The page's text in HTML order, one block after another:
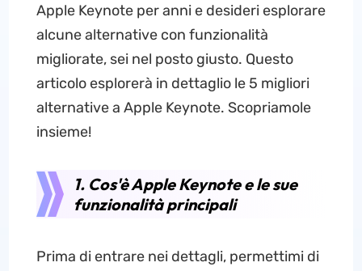
Apple Keynote per anni e desideri esplorare
alcune alternative con funzionalità
migliorate, sei nel posto giusto. Questo
articolo esplorerà in dettaglio le 5 migliori
alternative a Apple Keynote. Scopriamole
insieme!
1. Cos'è Apple Keynote e le sue
funzionalità principali
Prima di entrare nei dettagli, permettimi di